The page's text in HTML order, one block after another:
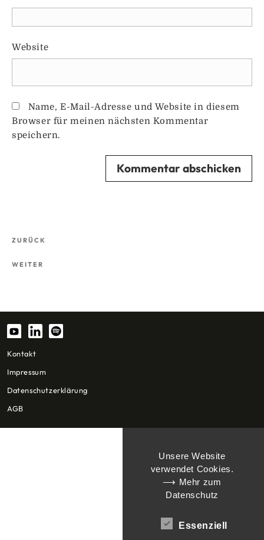
Website
Name, E-Mail-Adresse und Website in diesem
Browser für meinen nächsten Kommentar
speichern.
Beitragsnavigation
Vorheriger
ZURÜCK
Nächster
WEITER
Kontakt
Impressum
Datenschutzerklärung
AGB
Unsere Website
verwendet Cookies.
⟶ Mehr zum
Datenschutz
Essenziell